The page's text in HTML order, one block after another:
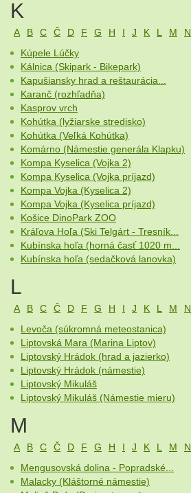
K
A B C Č D F G H I J K L M N
Kúpele Lúčky
Kálnica (Skipark - Bikepark)
Kapušiansky hrad a reštaurácia...
Karanč (rozhľadňa)
Kasprov vrch
Kohútka (lyžiarske stredisko)
Kohútka (Veľká Kohútka)
Komárno (Námestie generála Klapku)
Kompa Kyselica (Vojka 2)
Kompa Kyselica (Vojka príjazd)
Kompa Vojka (Kyselica 2)
Kompa Vojka (Kyselica príjazd)
Košice DinoPark ZOO
Kráľova Hoľa (Ski Telgárt - Tresník...
Kubínska hoľa (horná časť 1020 m...
Kubínska hoľa (sedačková lanovka)
L
A B C Č D F G H I J K L M N
Levoča (súkromná meteostanica)
Liptovská Mara (Marina Liptov)
Liptovský Hrádok (hrad a jazierko)
Liptovský Hrádok (námestie)
Liptovský Mikuláš
Liptovský Mikuláš (Námestie mieru)
M
A B C Č D F G H I J K L M N
Mengusovská dolina - Popradské...
Malacky (Kláštorné námestie)